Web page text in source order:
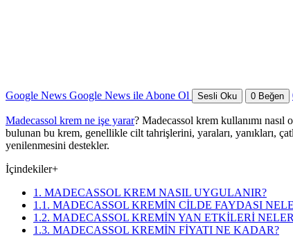
Google News Google News ile Abone Ol Sesli Oku 0 Beğen
Madecassol krem ne işe yarar? Madecassol krem kullanımı nasıl
bulunan bu krem, genellikle cilt tahrişlerini, yaraları, yanıkları,
yenilenmesini destekler.
İçindekiler+
1. MADECASSOL KREM NASIL UYGULANIR?
1.1. MADECASSOL KREMİN CİLDE FAYDASI
1.2. MADECASSOL KREMİN YAN ETKİLERİ
1.3. MADECASSOL KREMİN FİYATI NE KADAR?